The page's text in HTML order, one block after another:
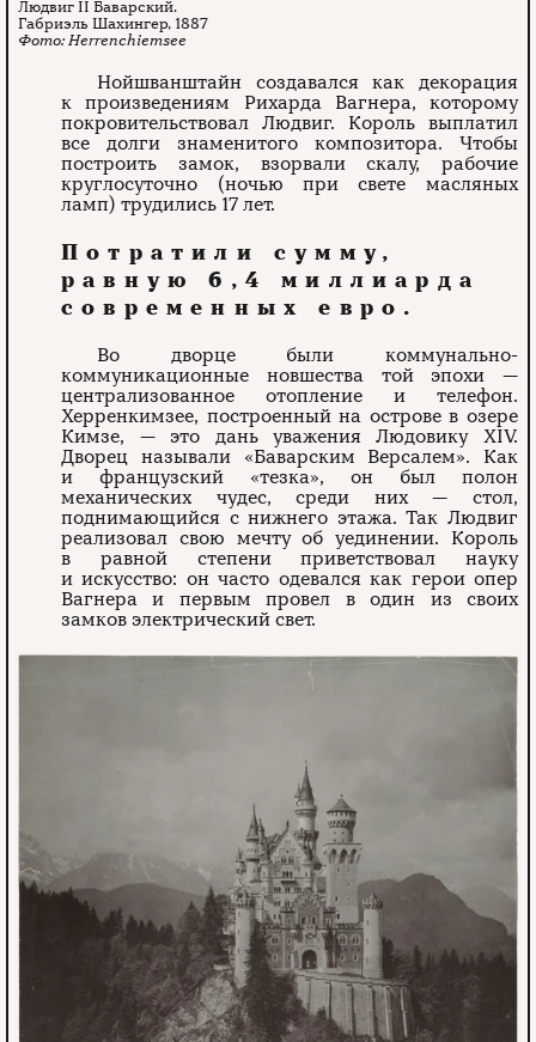
Людвиг II Баварский.
Габриэль Шахингер, 1887
Herrenchiemsee
Нойшванштайн создавался как декорация
к произведениям Рихарда Вагнера, которому
покровительствовал Людвиг. Король выплатил
все долги знаменитого композитора. Чтобы
построить замок, взорвали скалу, рабочие
круглосуточно (ночью при свете масляных
ламп) трудились 17 лет.
Потратили сумму,
равную 6,4 миллиарда
современных евро.
Во дворце были коммунально-
коммуникационные новшества той эпохи —
централизованное отопление и телефон.
Херренкимзее, построенный на острове в озере
Кимзе, — это дань уважения Людовику XIV.
Дворец называли «Баварским Версалем». Как
и французский «тезка», он был полон
механических чудес, среди них — стол,
поднимающийся с нижнего этажа. Так Людвиг
реализовал свою мечту об уединении. Король
в равной степени приветствовал науку
и искусство: он часто одевался как герои опер
Вагнера и первым провел в один из своих
замков электрический свет.